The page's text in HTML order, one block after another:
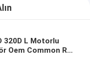
320D L Motorlu
Oem Common Rail